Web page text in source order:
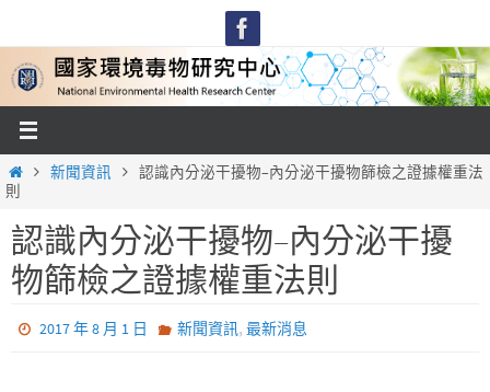
content
Home新聞資訊
認識內分泌干擾物–內分泌干擾物篩檢之證據權重法
則
認識內分泌干擾物–內分泌干擾
物篩檢之證據權重法則
2017 年 8 月 1 日 新聞資訊, 最新消息